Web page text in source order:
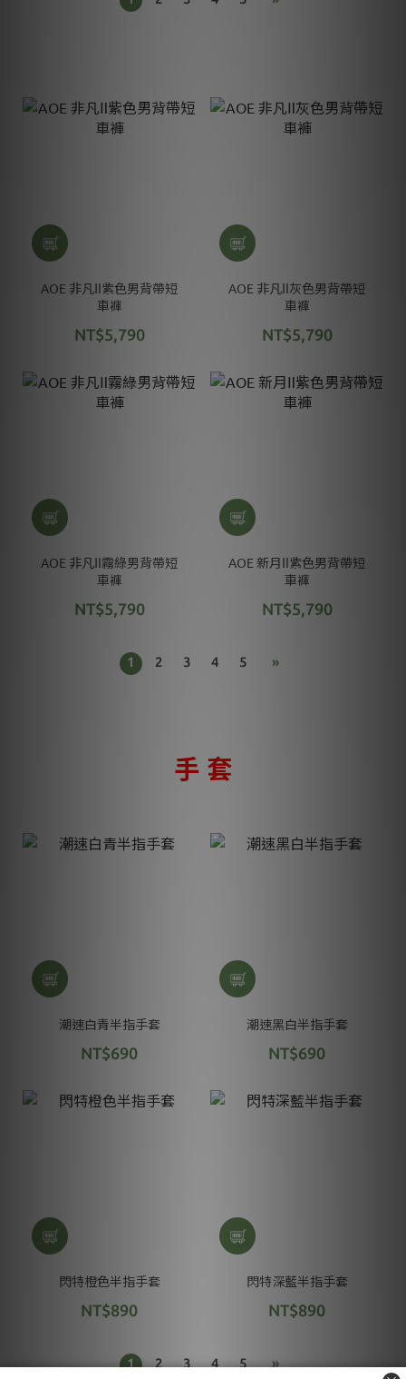
AOE 非凡Ⅱ紫色男背帶短
車褲
NT$5,790
AOE 非凡Ⅱ灰色男背帶短
車褲
NT$5,790
AOE 非凡Ⅱ霧綠男背帶短
車褲
NT$5,790
AOE 新月Ⅱ紫色男背帶短
車褲
NT$5,790
1 2 3 4 5 »
手 套
潮速白青半指手套
NT$690
潮速黑白半指手套
NT$690
閃特橙色半指手套
NT$890
閃特深藍半指手套
NT$890
1 2 3 4 5 »